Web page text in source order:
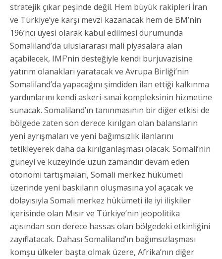
stratejik çıkar peşinde değil. Hem büyük rakipleri İran
ve Türkiye’ye karşı mevzi kazanacak hem de BM’nin
196’ncı üyesi olarak kabul edilmesi durumunda
Somaliland’da uluslararası mali piyasalara alan
açabilecek, IMF’nin desteğiyle kendi burjuvazisine
yatırım olanakları yaratacak ve Avrupa Birliği’nin
Somaliland’da yapacağını şimdiden ilan ettiği kalkınma
yardımlarını kendi askeri-sınai kompleksinin hizmetine
sunacak. Somaliland’ın tanınmasının bir diğer etkisi de
bölgede zaten son derece kırılgan olan balansların
yeni ayrışmaları ve yeni bağımsızlık ilanlarını
tetikleyerek daha da kırılganlaşması olacak. Somali’nin
güneyi ve kuzeyinde uzun zamandır devam eden
otonomi tartışmaları, Somali merkez hükümeti
üzerinde yeni baskıların oluşmasına yol açacak ve
dolayısıyla Somali merkez hükümeti ile iyi ilişkiler
içerisinde olan Mısır ve Türkiye’nin jeopolitika
açısından son derece hassas olan bölgedeki etkinliğini
zayıflatacak. Dahası Somaliland’ın bağımsızlaşması
komşu ülkeler başta olmak üzere, Afrika’nın diğer